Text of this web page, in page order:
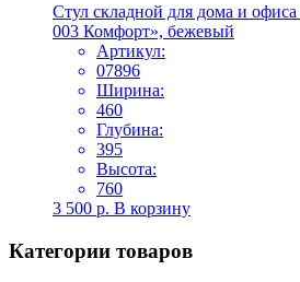
Стул складной для дома и
003 Комфорт», бежевый
Артикул:
07896
Ширина:
460
Глубина:
395
Высота:
760
3 500 р. В корзину
Категории товаров